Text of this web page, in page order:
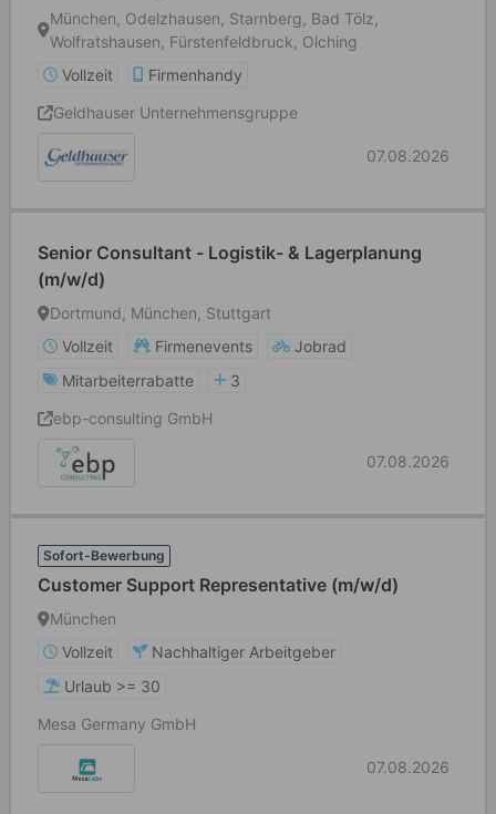
München, Odelzhausen, Starnberg, Bad Tölz,
Wolfratshausen, Fürstenfeldbruck, Olching
Vollzeit
Firmenhandy
Geldhauser Unternehmensgruppe
07.08.2026
Senior Consultant - Logistik- & Lagerplanung
(m/w/d)
Dortmund, München, Stuttgart
Vollzeit
Firmenevents
Jobrad
Mitarbeiterrabatte
3
ebp-consulting GmbH
07.08.2026
Sofort-Bewerbung
Customer Support Representative (m/w/d)
München
Vollzeit
Nachhaltiger Arbeitgeber
Urlaub >= 30
Mesa Germany GmbH
07.08.2026